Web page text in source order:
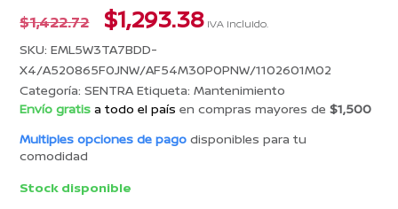
$1,422.72 El
precio
original
era:
$1,422.72.
$1,293.38El
precio
actual
es:
$1,293.38.
IVA incluido.
SKU:EML5W3TA7BDD-
X4/A520865F0JNW/AF54M30P0PNW/1102601M02
Categoría:SENTRA Etiqueta:Mantenimiento
Envío gratis a todo el paísen compras mayores de$1,500
Multiples opciones de pagodisponibles para tu
comodidad
Stock disponible